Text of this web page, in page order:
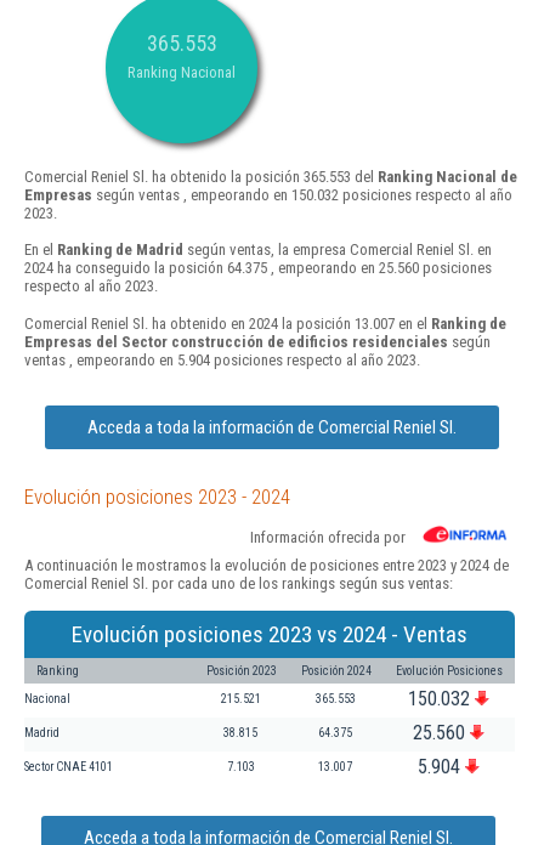
365.553
Ranking Nacional
Comercial Reniel Sl. ha obtenido la posición 365.553 del Ranking Nacional de
Empresas según ventas , empeorando en 150.032 posiciones respecto al año
2023.
En el Ranking de Madrid según ventas, la empresa Comercial Reniel Sl. en
2024 ha conseguido la posición 64.375 , empeorando en 25.560 posiciones
respecto al año 2023.
Comercial Reniel Sl. ha obtenido en 2024 la posición 13.007 en el Ranking de
Empresas del Sector construcción de edificios residenciales según
ventas , empeorando en 5.904 posiciones respecto al año 2023.
Acceda a toda la información de Comercial Reniel Sl.
Evolución posiciones 2023 - 2024
Información ofrecida por
A continuación le mostramos la evolución de posiciones entre 2023 y 2024 de
Comercial Reniel Sl. por cada uno de los rankings según sus ventas:
Evolución posiciones 2023 vs 2024 - Ventas
Ranking Posición 2023 Posición 2024 Evolución Posiciones
Nacional 215.521 365.553 150.032
Madrid 38.815 64.375 25.560
Sector CNAE 4101 7.103 13.007 5.904
Acceda a toda la información de Comercial Reniel Sl.